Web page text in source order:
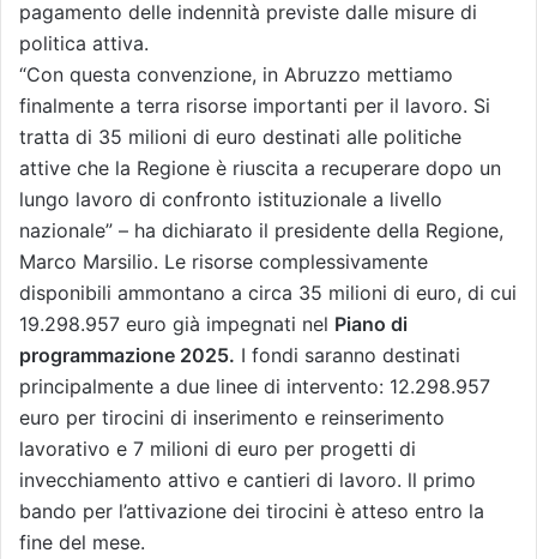
pagamento delle indennità previste dalle misure di
politica attiva.
“Con questa convenzione, in Abruzzo mettiamo
finalmente a terra risorse importanti per il lavoro. Si
tratta di 35 milioni di euro destinati alle politiche
attive che la Regione è riuscita a recuperare dopo un
lungo lavoro di confronto istituzionale a livello
nazionale” – ha dichiarato il presidente della Regione,
Marco Marsilio. Le risorse complessivamente
disponibili ammontano a circa 35 milioni di euro, di cui
19.298.957 euro già impegnati nel Piano di
programmazione 2025. I fondi saranno destinati
principalmente a due linee di intervento: 12.298.957
euro per tirocini di inserimento e reinserimento
lavorativo e 7 milioni di euro per progetti di
invecchiamento attivo e cantieri di lavoro. ll primo
bando per l’attivazione dei tirocini è atteso entro la
fine del mese.